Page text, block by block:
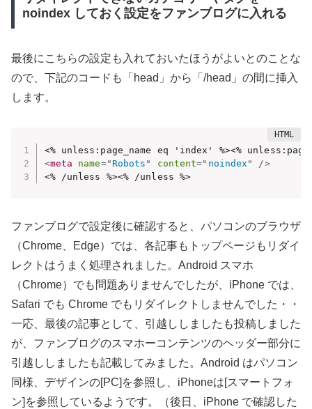
noindex しておく設定をファンブログに入れる
最後にこちらの設定も入れておいたほうがよいとのことな
ので、下記のコードも「head」から「/head」の間に挿入
します。
<meta name="Robots " content=" noindex "
/>
<% /unless %><% /unless %>
ファンブログで設定後に確認すると、パソコンのブラウザ
（Chrome、Edge）では、各記事もトップページもリダイ
レクトはうまく処理されました。Android スマホ
（Chrome）でも問題ありませんでしたが、iPhone では、
Safari でも Chrome でもリダイレクトしませんでした・・
一応、最後の記事として、引越ししましたも投稿しました
が、ファンブログのスマホーコンテンツのヘッダー部分に
引越ししましたも記載してみました。Android はパソコン
同様、デザインの[PC]を参照し、iPhoneは[スマートフォ
ン]を参照しているようです。（後日、iPhone で確認した